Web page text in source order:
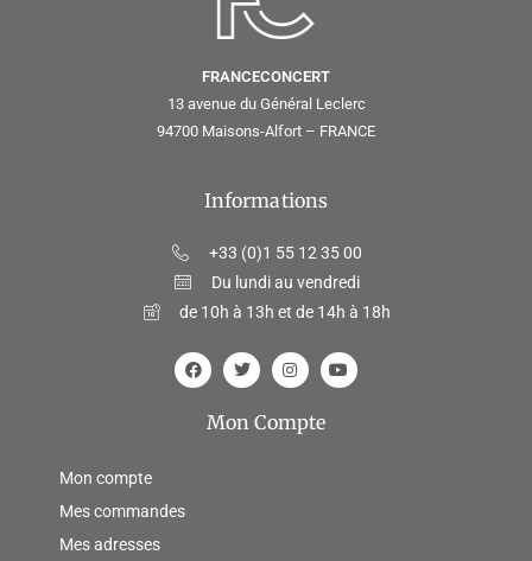
FRANCECONCERT
13 avenue du Général Leclerc
94700 Maisons-Alfort – FRANCE
Informations
+33 (0)1 55 12 35 00
Du lundi au vendredi
de 10h à 13h et de 14h à 18h
Mon Compte
Mon compte
Mes commandes
Mes adresses